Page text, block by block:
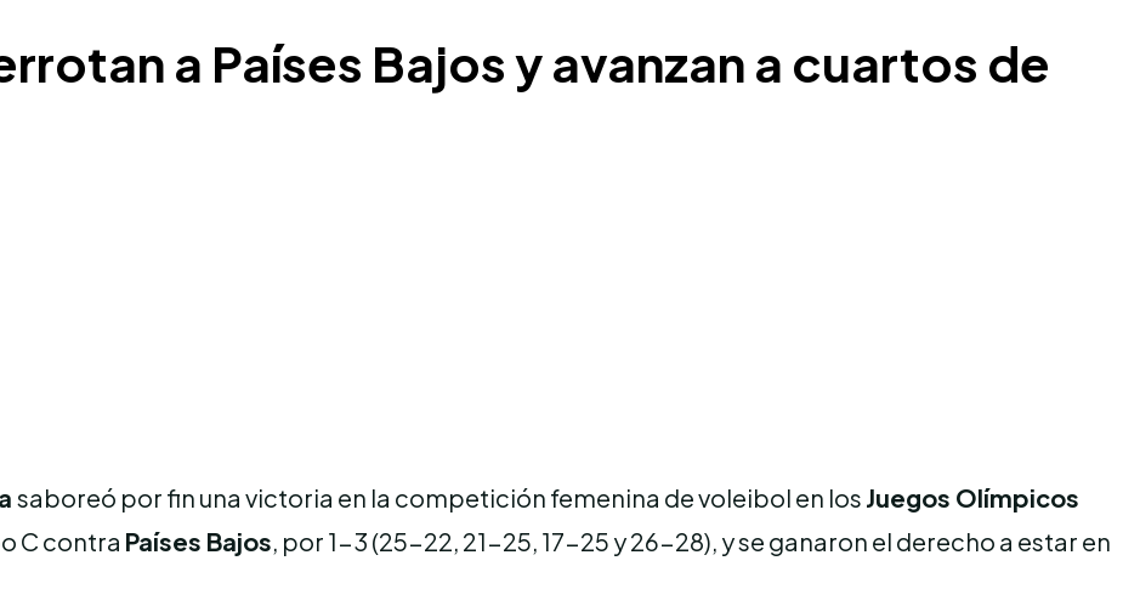
a Países Bajos y avanzan a cuartos de
saboreó por fin una victoria en la competición femenina de voleibol en los Juegos Olímpicos
C contra Países Bajos, por 1-3 (25-22, 21-25, 17-25 y 26-28), y se ganaron el derecho a estar en